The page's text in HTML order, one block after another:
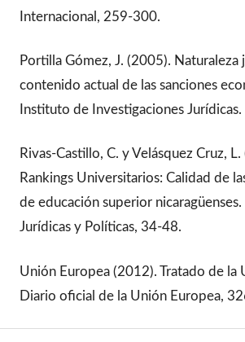
Internacional, 259-300.
Portilla Gómez, J. (2005). Naturaleza
contenido actual de las sanciones
Instituto de Investigaciones Jurídicas.
Rivas-Castillo, C. y Velásquez Cruz,
Rankings Universitarios: Calidad de
de educación superior nicaragüenses.
Jurídicas y Políticas, 34-48.
Unión Europea (2012). Tratado de la
Diario oficial de la Unión Europea,